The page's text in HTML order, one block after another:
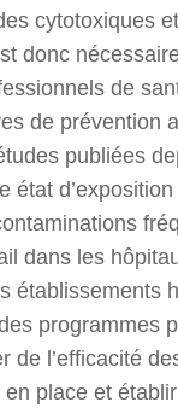
cytotoxiques
donc
de
de prévention
publiées
état
dans les
établissements
programmes
de l’efficacité
place et